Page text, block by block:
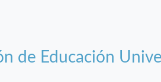
de Educación